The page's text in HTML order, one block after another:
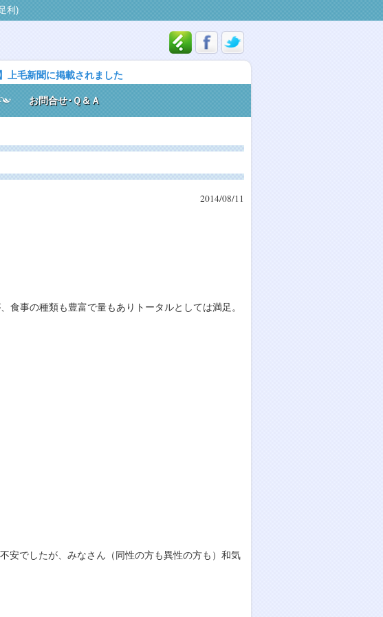
利)
上毛新聞に掲載されました
お問合せ･Ｑ＆Ａ
2014/08/11
食事の種類も豊富で量もありトータルとしては満足。
安でしたが、みなさん（同性の方も異性の方も）和気